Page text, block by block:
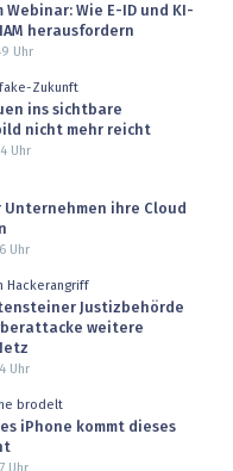
Webinar: Wie E-ID und KI-
herausfordern
Uhr
Zukunft
ins sichtbare
nicht mehr reicht
Uhr
Unternehmen ihre Cloud
Uhr
Hackerangriff
Justizbehörde
weitere
Uhr
brodelt
iPhone kommt dieses